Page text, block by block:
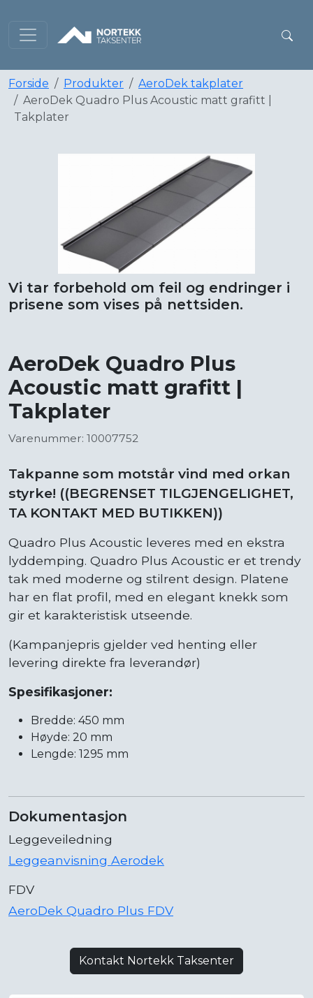
Forside Produkter
AeroDek takplater
AeroDek Quadro Plus Acoustic matt grafitt |
Takplater
Vi tar forbehold om feil og endringer i
prisene som vises på nettsiden.
AeroDek Quadro Plus
Acoustic matt grafitt |
Takplater
Varenummer: 10007752
Takpanne som motstår vind med orkan
styrke! ((BEGRENSET TILGJENGELIGHET,
TA KONTAKT MED BUTIKKEN))
Quadro Plus Acoustic leveres med en ekstra
lyddemping. Quadro Plus Acoustic er et trendy
tak med moderne og stilrent design. Platene
har en flat profil, med en elegant knekk som
gir et karakteristisk utseende.
(Kampanjepris gjelder ved henting eller
levering direkte fra leverandør)
Spesifikasjoner:
Bredde: 450 mm
Høyde: 20 mm
Lengde: 1295 mm
Dokumentasjon
Leggeveiledning
Leggeanvisning Aerodek
FDV
AeroDek Quadro Plus FDV
Kontakt Nortekk Taksenter